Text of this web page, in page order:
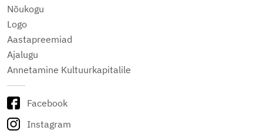
Nõukogu
Logo
Aastapreemiad
Ajalugu
Annetamine Kultuurkapitalile
Facebook
Instagram